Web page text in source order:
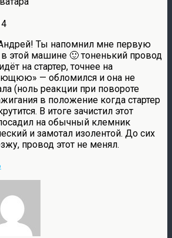
Ты напомнил мне первую
этой машине 🙂 тоненький провод
на стартер, точнее на
— обломился и она не
(ноль реакции при повороте
в положение когда стартер
В итоге зачистил этот
на обычный клемник
и замотал изолентой. До сих
провод этот не менял.